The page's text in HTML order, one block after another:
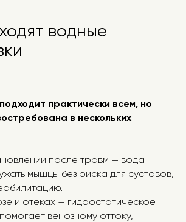
водные
практически всем, но
в нескольких
после травм — вода
мышцы без риска для суставов,
и отеках — гидростатическое
венозному оттоку,